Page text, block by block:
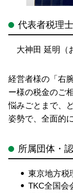
代表者税理士
大神田 延明（
経営者様の「右
ー様の税金のご
悩みごとまで、
姿勢で、全面的
所属団体・
東京地方
TKC全国会